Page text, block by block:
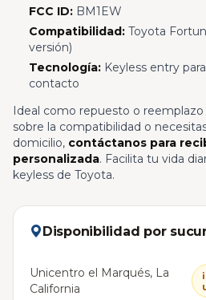
FCC ID:BM1EW
Compatibilidad:Toyota
versión)
Tecnología:Keyless entry
contacto
Ideal como repuesto o reemplazo
sobre la compatibilidad o
domicilio, contáctanos para
personalizada. Facilita tu vida
keyless de Toyota.
Disponibilidad por
Unicentro el Marqués, La
California